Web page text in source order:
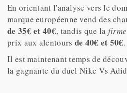
En orientant l'analyse vers le
marque européenne vend des
de 35€ et 40€, tandis que la
prix aux alentours de 40€ et 50€.
Il est maintenant temps de
la gagnante du duel Nike Vs